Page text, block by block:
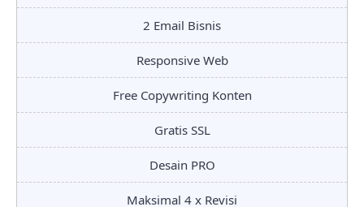
2 Email Bisnis
Responsive Web
Free Copywriting Konten
Gratis SSL
Desain PRO
Maksimal 4 x Revisi